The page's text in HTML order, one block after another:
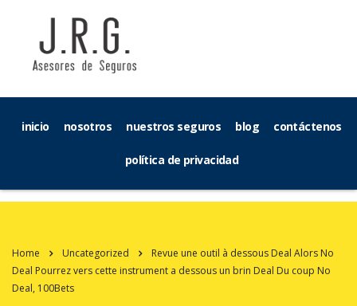
inicio nosotros nuestros seguros blog contáctenos
política de privacidad
Home Uncategorized
Revue une outil à dessous Deal Alors No
Deal Pourrez vers cette instrument a dessous un brin Deal Du coup No
Deal, 100Bets